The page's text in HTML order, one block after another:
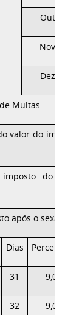
Out
Nov
Dez
Multas
valor do
do
após o
Dias Percentual
31 9,00
32 9,00